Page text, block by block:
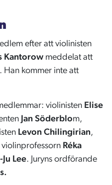
efter att violinisten
Kantorow meddelat att
Han kommer inte att
violinisten Elise
Jan Söderblom,
Levon Chilingirian,
violinprofessorn Réka
Lee. Juryns ordförande